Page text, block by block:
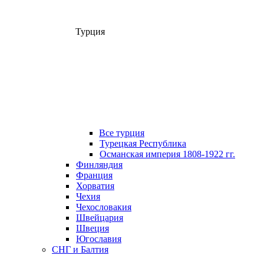
Турция
Все турция
Турецкая Республика
Османская империя 1808-1922 гг.
Финляндия
Франция
Хорватия
Чехия
Чехословакия
Швейцария
Швеция
Югославия
СНГ и Балтия